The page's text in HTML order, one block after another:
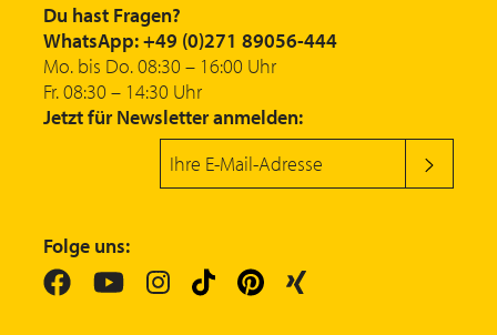
Du hast Fragen?
WhatsApp: +49 (0)271 89056-444
Mo. bis Do. 08:30 – 16:00 Uhr
Fr. 08:30 – 14:30 Uhr
Jetzt für Newsletter anmelden:
Folge uns: